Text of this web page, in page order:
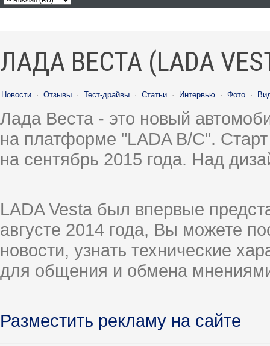
ЛАДА ВЕСТА (LADA
Новости · Отзывы · Тест-драйвы · Статьи · Интервью · Фото ·
Лада Веста - это новый
на платформе "LADA B/C".
на сентябрь 2015 года. Над
LADA Vesta был впервые
августе 2014 года, Вы можете
новости, узнать технические
для общения и обмена
Разместить рекламу на сайте